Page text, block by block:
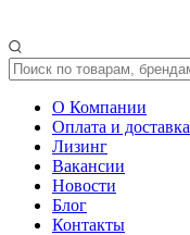
О Компании
Оплата и доставка
Лизинг
Вакансии
Новости
Блог
Контакты